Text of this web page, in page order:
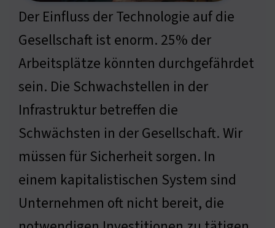
Der Einfluss der Technologie auf die
Gesellschaft ist enorm. 25% der
Arbeitsplätze könnten durchgefährdet
sein. Die Schwachstellen in der
Infrastruktur betreffen die
Schwächsten in der Gesellschaft. Wir
müssen für Sicherheit sorgen. In
einem kapitalistischen System sind
Unternehmen oft nicht bereit, die